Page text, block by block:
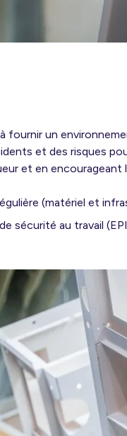
fournir un
et des risques
et en
(matériel et
sécurité au travail